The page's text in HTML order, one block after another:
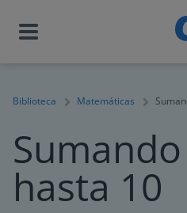
Biblioteca Matemáticas
hasta 10